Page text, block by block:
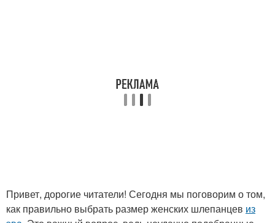
Привет, дорогие читатели! Сегодня мы поговорим о том,
как правильно выбрать размер женских шлепанцев из